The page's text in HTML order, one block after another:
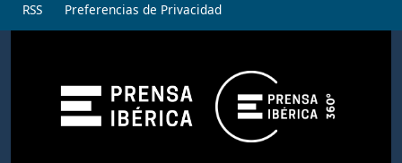
RSS Preferencias de Privacidad